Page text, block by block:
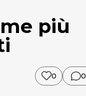
più
0 0